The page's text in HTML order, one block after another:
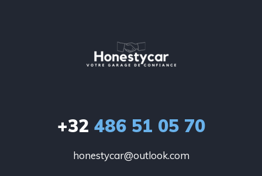
+32 486 51 05 70
honestycar@outlook.com